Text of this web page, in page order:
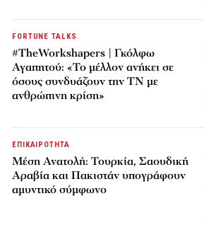
FORTUNE TALKS
#TheWorkshapers | Γκόλφω
Αγαπητού: «Το μέλλον ανήκει σε
όσους συνδυάζουν την ΤΝ με
ανθρώπινη κρίση»
ΕΠΙΚΑΙΡΟΤΗΤΑ
Μέση Ανατολή: Τουρκία, Σαουδική
Αραβία και Πακιστάν υπογράφουν
αμυντικό σύμφωνο